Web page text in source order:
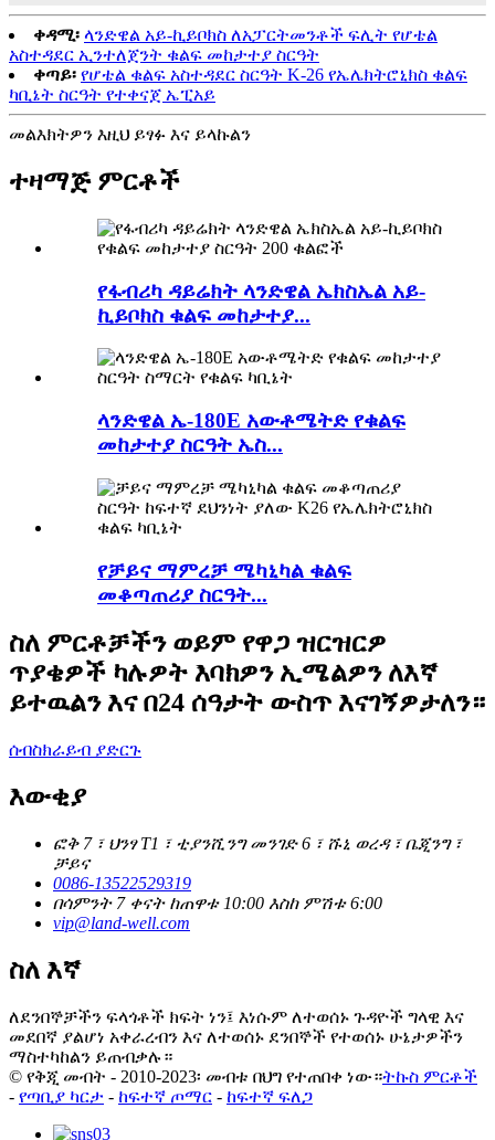
ቀዳሚ፡ ላንድዌል አይ-ኪይቦክስ ለአፓርትመንቶች ፍሊት የሆቴል
አስተዳደር ኢንተለጀንት ቁልፍ መከታተያ ስርዓት
ቀጣይ፡ የሆቴል ቁልፍ አስተዳደር ስርዓት K-26 የኤሌክትሮኒክስ ቁልፍ
ካቢኔት ስርዓት የተቀናጀ ኤፒአይ
መልእክትዎን እዚህ ይፃፉ እና ይላኩልን
ተዛማጅ ምርቶች
የፋብሪካ ዳይሬክት ላንድዌል ኤክስኤል አይ-
ኪይቦክስ ቁልፍ መከታተያ...
ላንድዌል ኤ-180E አውቶሜትድ የቁልፍ
መከታተያ ስርዓት ኤስ...
የቻይና ማምረቻ ሜካኒካል ቁልፍ
መቆጣጠሪያ ስርዓት...
ስለ ምርቶቻችን ወይም የዋጋ ዝርዝርዎ
ጥያቄዎች ካሉዎት እባክዎን ኢሜልዎን ለእኛ
ይተዉልን እና በ24 ሰዓታት ውስጥ እናገኝዎታለን።
ሰብስክራይብ ያድርጉ
እውቂያ
ፎቅ 7 ፣ ህንፃ T1 ፣ ቲያንሺንግ መንገድ 6 ፣ ሹኒ ወረዳ ፣ ቤጂንግ ፣
ቻይና
0086-13522529319
በሳምንት 7 ቀናት ከጠዋቱ 10:00 እስከ ምሽቱ 6:00
vip@land-well.com
ስለ እኛ
ለደንበኞቻችን ፍላጎቶች ክፍት ነን፤ እነሱም ለተወሰኑ ጉዳዮች ግላዊ እና
መደበኛ ያልሆነ አቀራረብን እና ለተወሰኑ ደንበኞች የተወሰኑ ሁኔታዎችን
ማስተካከልን ይጠብቃሉ።
© የቅጂ መብት - 2010-2023፡ መብቱ በህግ የተጠበቀ ነው።ትኩስ ምርቶች
- የጣቢያ ካርታ - ከፍተኛ ጦማር - ከፍተኛ ፍለጋ